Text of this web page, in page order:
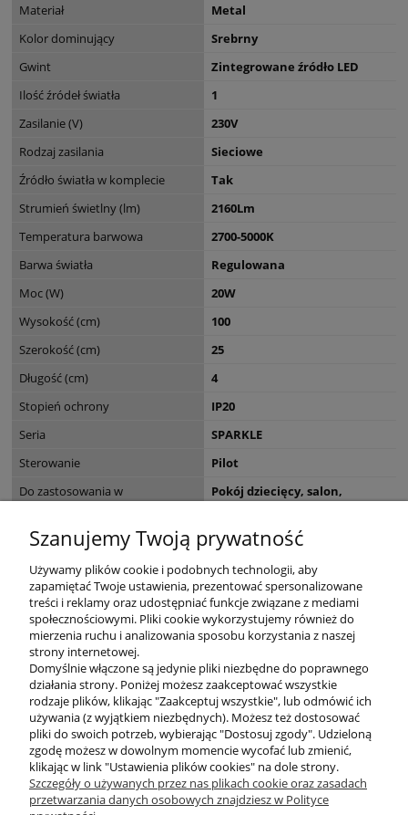
Materiał
Metal
Kolor dominujący
Srebrny
Gwint
Zintegrowane źródło LED
Ilość źródeł światła
1
Zasilanie (V)
230V
Rodzaj zasilania
Sieciowe
Źródło światła w komplecie
Tak
Strumień świetlny (lm)
2160Lm
Temperatura barwowa
2700-5000K
Barwa światła
Regulowana
Moc (W)
20W
Wysokość (cm)
100
Szerokość (cm)
25
Długość (cm)
4
Stopień ochrony
IP20
Seria
SPARKLE
Sterowanie
Pilot
Do zastosowania w
Pokój dziecięcy, salon,
Wymiary opakowania (cm)
29 x 6 x 103.5
KONTAKT
DODATKOWE
MOJE KONTO
Szanujemy Twoją prywatność
Używamy plików cookie i podobnych technologii, aby
zapamiętać Twoje ustawienia, prezentować spersonalizowane
treści i reklamy oraz udostępniać funkcje związane z mediami
społecznościowymi. Pliki cookie wykorzystujemy również do
mierzenia ruchu i analizowania sposobu korzystania z naszej
strony internetowej.
Domyślnie włączone są jedynie pliki niezbędne do poprawnego
działania strony. Poniżej możesz zaakceptować wszystkie
rodzaje plików, klikając "Zaakceptuj wszystkie", lub odmówić ich
używania (z wyjątkiem niezbędnych). Możesz też dostosować
pliki do swoich potrzeb, wybierając "Dostosuj zgody". Udzieloną
zgodę możesz w dowolnym momencie wycofać lub zmienić,
klikając w link "Ustawienia plików cookies" na dole strony.
Szczegóły o używanych przez nas plikach cookie oraz zasadach
przetwarzania danych osobowych znajdziesz w Polityce